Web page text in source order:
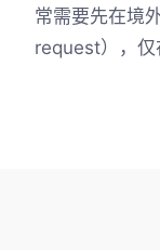
常需要先在境
request），仅